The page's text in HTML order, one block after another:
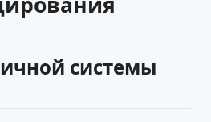
системы